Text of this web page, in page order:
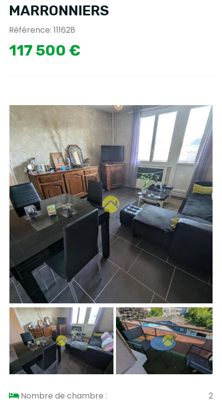
MARRONNIERS
Référence: 111628
117 500 €
Nombre de chambre :
2